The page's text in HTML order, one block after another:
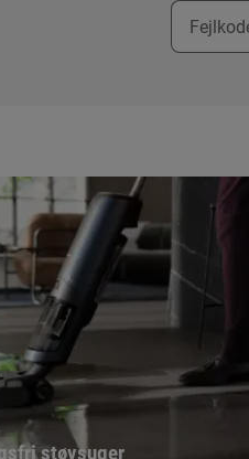
støvsuger